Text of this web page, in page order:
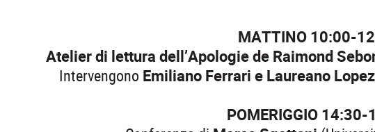
MATTINO 10:00-
Atelier di lettura dell’Apologie de Raimond
Intervengono Emiliano Ferrari e Laureano Lopez
POMERIGGIO 14:30-